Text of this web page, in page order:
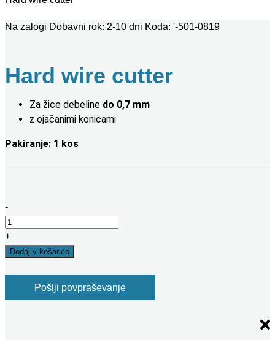
Na zalogi Dobavni rok: 2-10 dni Koda: '-501-0819
Hard wire cutter
Za žice debeline do 0,7 mm
z ojačanimi konicami
Pakiranje: 1 kos
-
Hard
wire
cutter
+
Dodaj v košarico
Pošlji povpraševanje